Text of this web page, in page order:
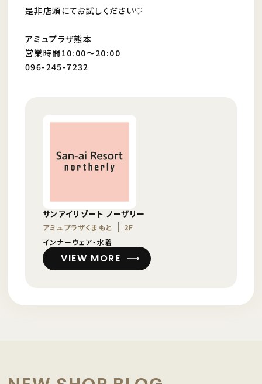
是非店頭にてお試しください♡
アミュプラザ熊本
営業時間10:00～20:00
096-245-7232
サンアイリゾート ノーザリー
アミュプラザくまもと
2F
インナーウェア・水着
VIEW MORE